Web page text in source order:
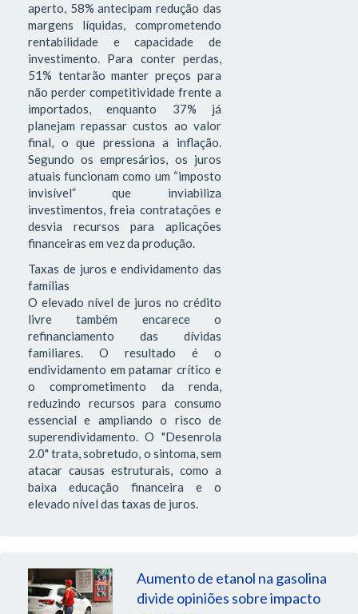
aperto, 58% antecipam redução das
margens líquidas, comprometendo
rentabilidade e capacidade de
investimento. Para conter perdas,
51% tentarão manter preços para
não perder competitividade frente a
importados, enquanto 37% já
planejam repassar custos ao valor
final, o que pressiona a inflação.
Segundo os empresários, os juros
atuais funcionam como um “imposto
invisível” que inviabiliza
investimentos, freia contratações e
desvia recursos para aplicações
financeiras em vez da produção.
Taxas de juros e endividamento das
famílias
O elevado nível de juros no crédito
livre também encarece o
refinanciamento das dívidas
familiares. O resultado é o
endividamento em patamar crítico e
o comprometimento da renda,
reduzindo recursos para consumo
essencial e ampliando o risco de
superendividamento. O "Desenrola
2.0" trata, sobretudo, o sintoma, sem
atacar causas estruturais, como a
baixa educação financeira e o
elevado nível das taxas de juros.
Aumento de etanol na gasolina
divide opiniões sobre impacto